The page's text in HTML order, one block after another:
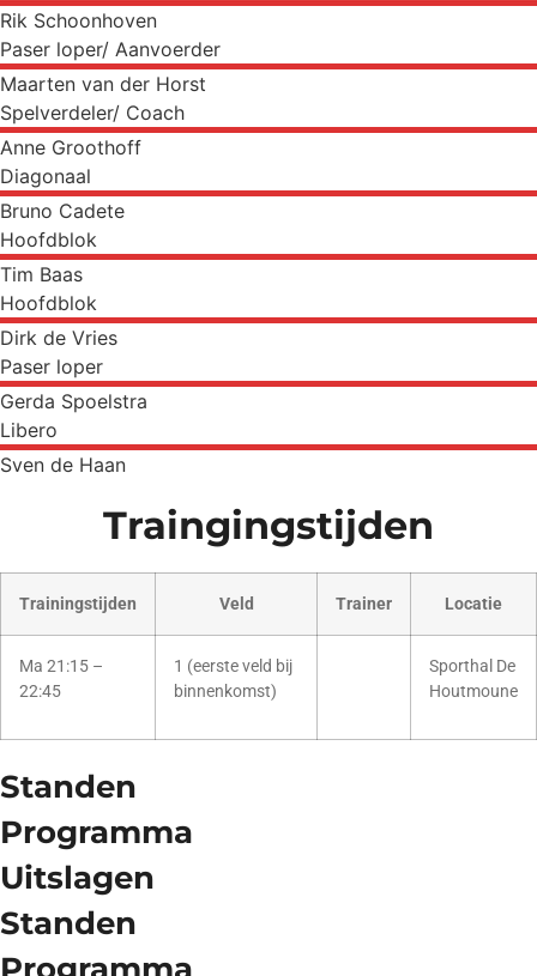
Rik Schoonhoven
Paser loper/ Aanvoerder
Maarten van der Horst
Spelverdeler/ Coach
Anne Groothoff
Diagonaal
Bruno Cadete
Hoofdblok
Tim Baas
Hoofdblok
Dirk de Vries
Paser loper
Gerda Spoelstra
Libero
Sven de Haan
Traingingstijden
Trainingstijden Veld Trainer Locatie
Ma 21:15 –
22:45
1 (eerste veld bij
binnenkomst)
Sporthal De
Houtmoune
Standen
Programma
Uitslagen
Standen